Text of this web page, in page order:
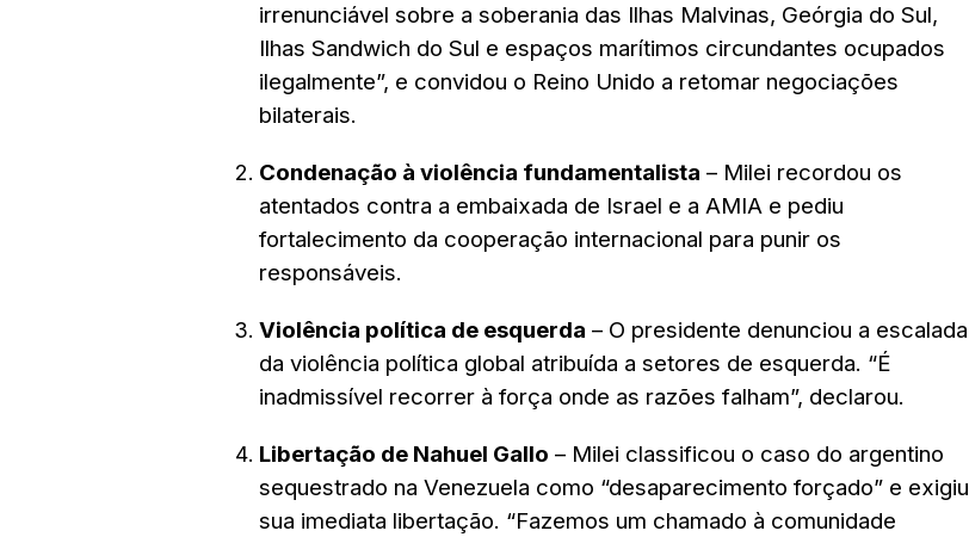
irrenunciável sobre a soberania das Ilhas Malvinas, Geórgia do Sul,
Ilhas Sandwich do Sul e espaços marítimos circundantes ocupados
ilegalmente”, e convidou o Reino Unido a retomar negociações
bilaterais.
Condenação à violência fundamentalista – Milei recordou os
atentados contra a embaixada de Israel e a AMIA e pediu
fortalecimento da cooperação internacional para punir os
responsáveis.
Violência política de esquerda – O presidente denunciou a escalada
da violência política global atribuída a setores de esquerda. “É
inadmissível recorrer à força onde as razões falham”, declarou.
Libertação de Nahuel Gallo – Milei classificou o caso do argentino
sequestrado na Venezuela como “desaparecimento forçado” e exigiu
sua imediata libertação. “Fazemos um chamado à comunidade